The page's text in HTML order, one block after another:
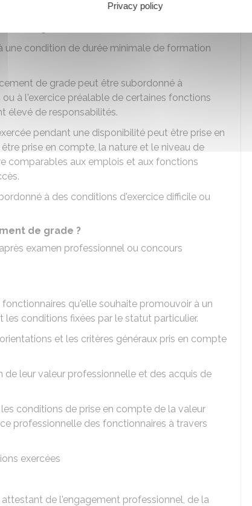
professionnel ou au concours professionnel.
de grade et d'échelon.
une condition de durée minimale de formation
de grade peut être subordonné à
à l'exercice préalable de certaines fonctions
élevé de responsabilités.
pendant une disponibilité peut être prise en
prise en compte, la nature et le niveau de
comparables aux emplois et aux fonctions
à des conditions d'exercice difficile ou
de grade ?
examen professionnel ou concours
qu'elle souhaite promouvoir à un
les conditions fixées par le statut particulier.
et les critères généraux pris en compte
leur valeur professionnelle et des acquis de
conditions de prise en compte de la valeur
professionnelle des fonctionnaires à travers
exercées
de l'engagement professionnel, de la
Privacy policy